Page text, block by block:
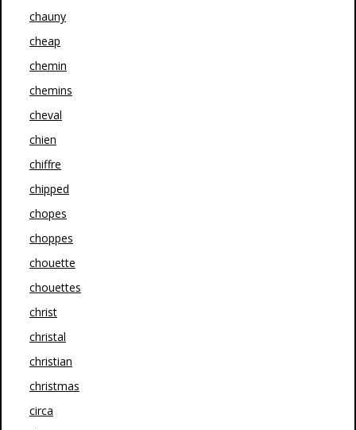
chauny
cheap
chemin
chemins
cheval
chien
chiffre
chipped
chopes
choppes
chouette
chouettes
christ
christal
christian
christmas
circa